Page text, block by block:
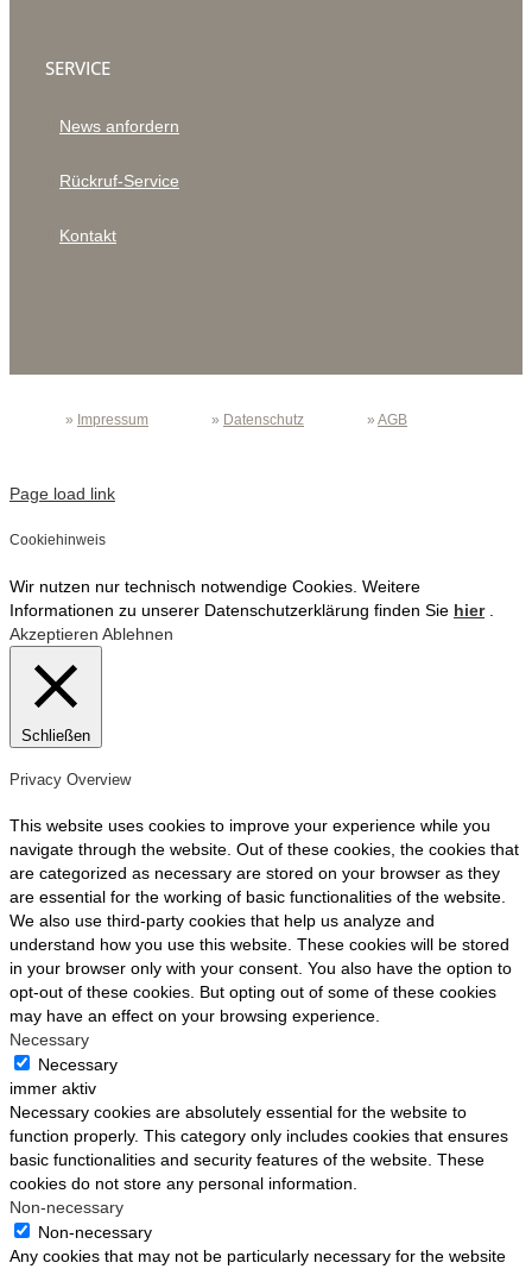
SERVICE
News anfordern
Rückruf-Service
Kontakt
» Impressum » Datenschutz » AGB
Page load link
Cookiehinweis
Wir nutzen nur technisch notwendige Cookies. Weitere
Informationen zu unserer Datenschutzerklärung finden Sie hier
Akzeptieren Ablehnen
Schließen
Privacy Overview
This website uses cookies to improve your experience while you
navigate through the website. Out of these cookies, the cookies that
are categorized as necessary are stored on your browser as they
are essential for the working of basic functionalities of the website.
We also use third-party cookies that help us analyze and
understand how you use this website. These cookies will be stored
in your browser only with your consent. You also have the option to
opt-out of these cookies. But opting out of some of these cookies
may have an effect on your browsing experience.
Necessary
Necessary
immer aktiv
Necessary cookies are absolutely essential for the website to
function properly. This category only includes cookies that ensures
basic functionalities and security features of the website. These
cookies do not store any personal information.
Non-necessary
Non-necessary
Any cookies that may not be particularly necessary for the website